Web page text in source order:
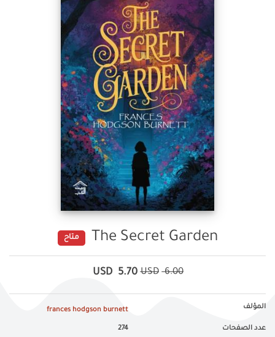
The Secret Garden متاح
6.00
USD
5.70
USD
المؤلف frances hodgson burnett
عدد الصفحات 274